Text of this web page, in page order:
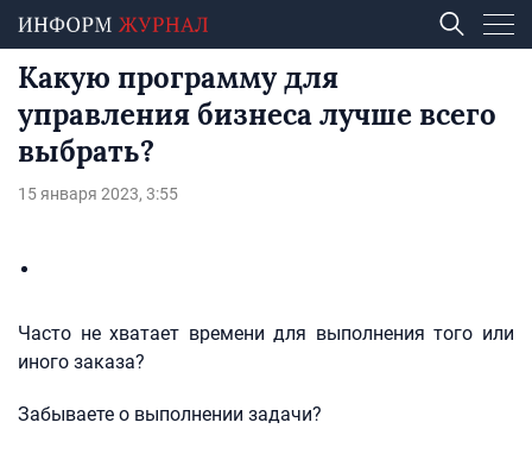
Какую программу для
управления бизнеса лучше всего
выбрать?
15 января 2023, 3:55
Часто не хватает времени для выполнения того или
иного заказа?
Забываете о выполнении задачи?